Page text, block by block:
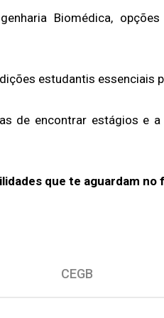
Biomédica,
estudantis essenciais
de encontrar estágios e
que te aguardam
CEGB